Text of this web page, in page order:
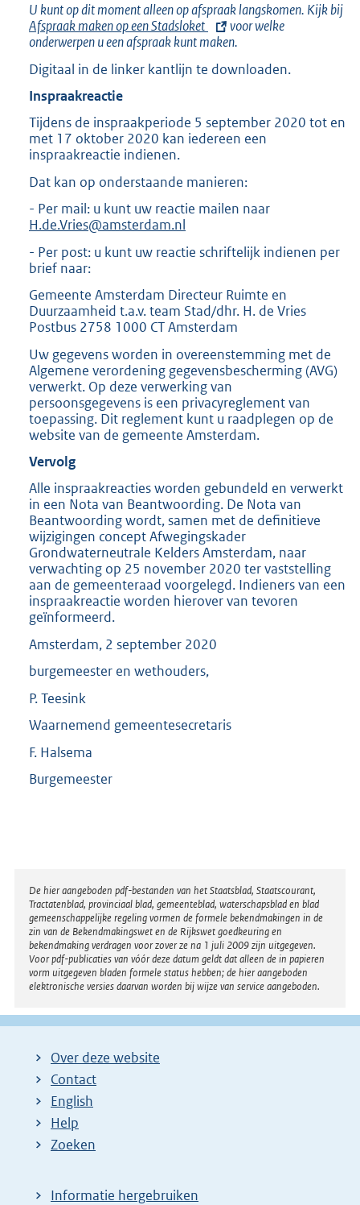
r
n
e
l
i
:
U kunt op dit moment alleen op afspraak langskomen. Kijk bij
l
Afspraak maken op een Stadsloket
voor welke
onderwerpen u een afspraak kunt maken.
Digitaal in de linker kantlijn te downloaden.
Inspraakreactie
Tijdens de inspraakperiode 5 september 2020 tot en
met 17 oktober 2020 kan iedereen een
inspraakreactie indienen.
Dat kan op onderstaande manieren:
- Per mail: u kunt uw reactie mailen naar
H.de.Vries@amsterdam.nl
- Per post: u kunt uw reactie schriftelijk indienen per
brief naar:
Gemeente Amsterdam Directeur Ruimte en
Duurzaamheid t.a.v. team Stad/dhr. H. de Vries
Postbus 2758 1000 CT Amsterdam
Uw gegevens worden in overeenstemming met de
Algemene verordening gegevensbescherming (AVG)
verwerkt. Op deze verwerking van
persoonsgegevens is een privacyreglement van
toepassing. Dit reglement kunt u raadplegen op de
website van de gemeente Amsterdam.
Vervolg
Alle inspraakreacties worden gebundeld en verwerkt
in een Nota van Beantwoording. De Nota van
Beantwoording wordt, samen met de definitieve
wijzigingen concept Afwegingskader
Grondwaterneutrale Kelders Amsterdam, naar
verwachting op 25 november 2020 ter vaststelling
aan de gemeenteraad voorgelegd. Indieners van een
inspraakreactie worden hierover van tevoren
geïnformeerd.
Amsterdam, 2 september 2020
burgemeester en wethouders,
P. Teesink
Waarnemend gemeentesecretaris
F. Halsema
Burgemeester
Disclaimer
De hier aangeboden pdf-bestanden van het Staatsblad, Staatscourant,
Tractatenblad, provinciaal blad, gemeenteblad, waterschapsblad en blad
gemeenschappelijke regeling vormen de formele bekendmakingen in de
zin van de Bekendmakingswet en de Rijkswet goedkeuring en
bekendmaking verdragen voor zover ze na 1 juli 2009 zijn uitgegeven.
Voor pdf-publicaties van vóór deze datum geldt dat alleen de in papieren
vorm uitgegeven bladen formele status hebben; de hier aangeboden
elektronische versies daarvan worden bij wijze van service aangeboden.
Over deze website
Contact
English
Help
Zoeken
Informatie hergebruiken